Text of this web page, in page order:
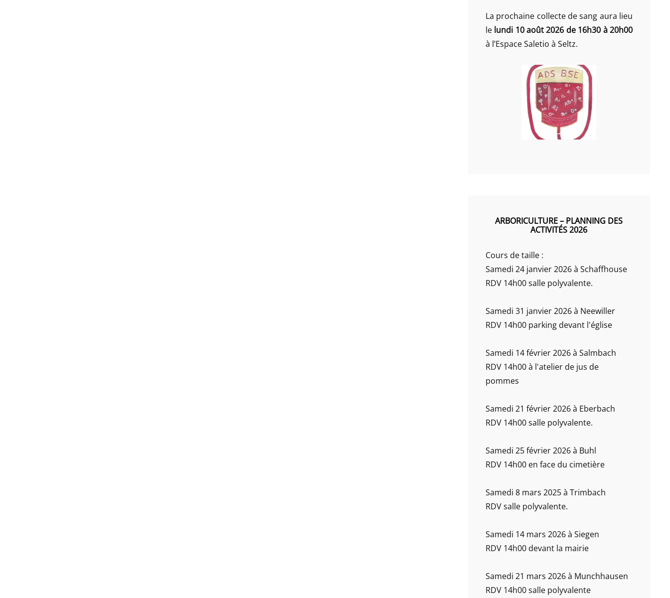
La prochaine collecte de sang aura lieu
le lundi 10 août 2026 de 16h30 à 20h00
à l’Espace Saletio à Seltz.
ARBORICULTURE – PLANNING DES
ACTIVITÉS 2026
Cours de taille :
Samedi 24 janvier 2026 à Schaffhouse
RDV 14h00 salle polyvalente.
Samedi 31 janvier 2026 à Neewiller
RDV 14h00 parking devant l'église
Samedi 14 février 2026 à Salmbach
RDV 14h00 à l'atelier de jus de
pommes
Samedi 21 février 2026 à Eberbach
RDV 14h00 salle polyvalente.
Samedi 25 février 2026 à Buhl
RDV 14h00 en face du cimetière
Samedi 8 mars 2025 à Trimbach
RDV salle polyvalente.
Samedi 14 mars 2026 à Siegen
RDV 14h00 devant la mairie
Samedi 21 mars 2026 à Munchhausen
RDV 14h00 salle polyvalente